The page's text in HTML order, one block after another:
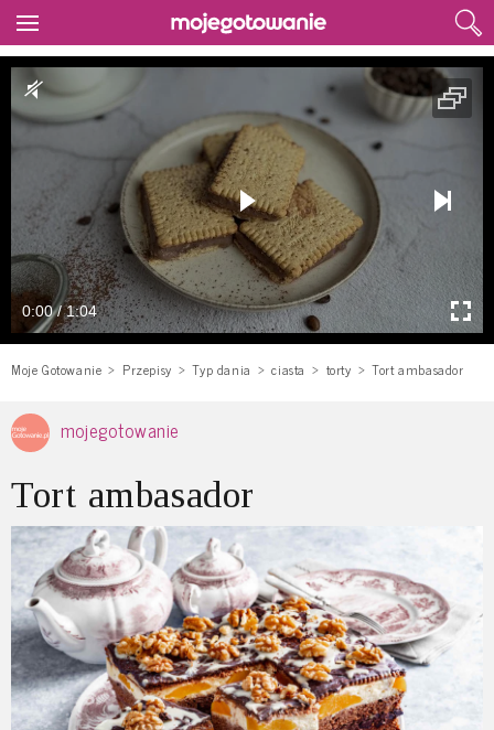
0:00 / 1:04
Moje Gotowanie Przepisy Typ dania ciasta torty Tort ambasador
mojegotowanie
Tort ambasador